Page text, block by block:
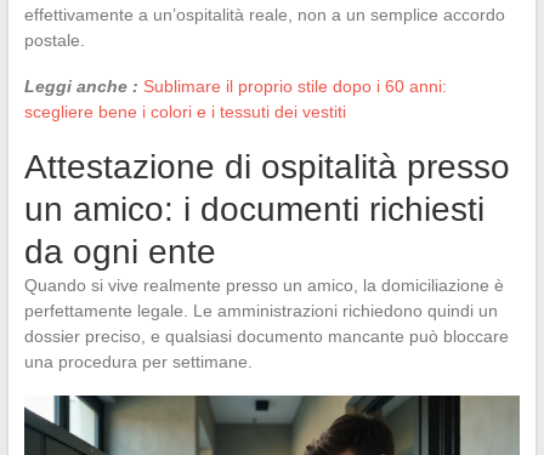
effettivamente a un’ospitalità reale, non a un semplice accordo
postale.
Leggi anche : Sublimare il proprio stile dopo i 60 anni:
scegliere bene i colori e i tessuti dei vestiti
Attestazione di ospitalità presso
un amico: i documenti richiesti
da ogni ente
Quando si vive realmente presso un amico, la domiciliazione è
perfettamente legale. Le amministrazioni richiedono quindi un
dossier preciso, e qualsiasi documento mancante può bloccare
una procedura per settimane.